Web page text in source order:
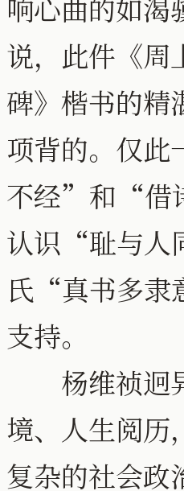
响心曲的如渴
说，此件《周
碑》楷书的精
项背的。仅
不经”和“借
认识“耻与人
氏“真书多隶
支持。
杨维祯迥异
境、人生阅历
复杂的社会政